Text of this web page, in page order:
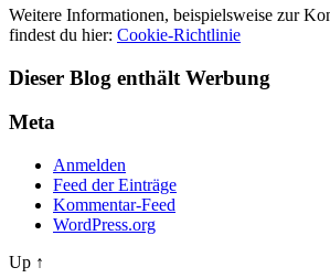
Weitere Informationen, beispielsweise zur
findest du hier: Cookie-Richtlinie
Dieser Blog enthält Werbung
Meta
Anmelden
Feed der Einträge
Kommentar-Feed
WordPress.org
Up ↑